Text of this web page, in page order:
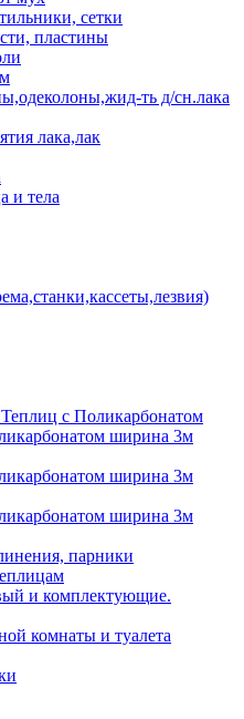
сетки
пластины
ть д/сн.лака
лака,лак
и тела
с Поликарбонатом
ширина 3м
ширина 3м
ширина 3м
парники
и комплектующие.
комнаты и туалета